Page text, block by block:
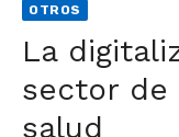
OTROS
La
sector de
salud